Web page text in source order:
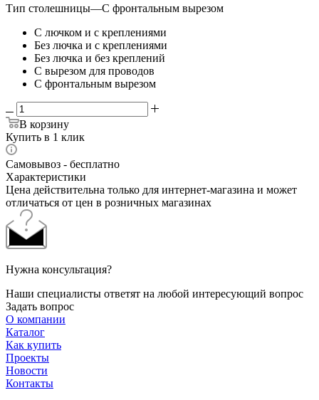
Тип столешницы—С фронтальным вырезом
С лючком и с креплениями
Без лючка и с креплениями
Без лючка и без креплений
С вырезом для проводов
С фронтальным вырезом
В корзину
Купить в 1 клик
Самовывоз - бесплатно
Характеристики
Цена действительна только для интернет-магазина и может
отличаться от цен в розничных магазинах
Нужна консультация?
Наши специалисты ответят на любой интересующий вопрос
Задать вопрос
О компании
Каталог
Как купить
Проекты
Новости
Контакты